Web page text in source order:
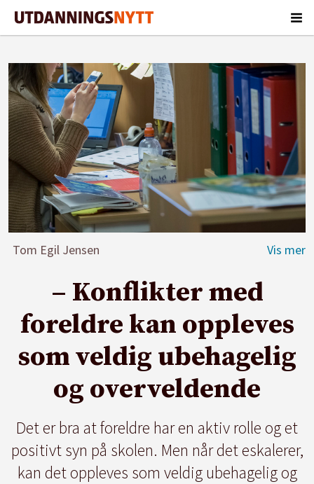
Tom Egil Jensen
– Konflikter med
foreldre kan oppleves
som veldig ubehagelig
og overveldende
Det er bra at foreldre har en aktiv rolle og et
positivt syn på skolen. Men når det eskalerer,
kan det oppleves som veldig ubehagelig og